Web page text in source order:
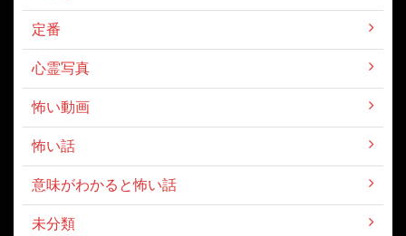
定番
心霊写真
怖い動画
怖い話
意味がわかると怖い話
未分類